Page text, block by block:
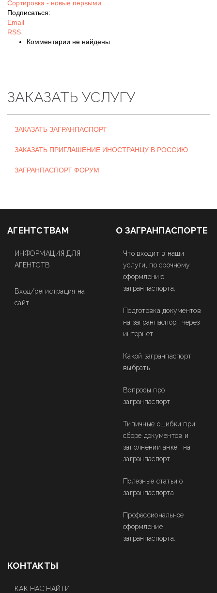
Сортировка - новые первыми
Подписаться:
Email
RSS
Комментарии не найдены
ЗАКАЗАТЬ УСЛУГУ
ЗАКАЗАТЬ ЗАГРАНПАСПОРТ
ЗАКАЗАТЬ ПРИГЛАШЕНИЕ ИНОСТРАНЦУ В РОССИЮ
ЗАГРАНПАСПОРТ ФОРУМ
АГЕНТСТВАМ
ИНФОРМАЦИЯ ДЛЯ
АГЕНТСТВ
Вход/регистрация на
сайт
О ЗАГРАНПАСПОРТЕ
Что входит в наши
услуги, по срочному
оформлению
загранпаспорта.
Подготовка документов
на загранпаспорт через
интернет
Какой загранпаспорт
выбрать
Вопросы про
загранпаспорт
Типичные ошибки при
сборе документов и
заполнении анкет на
загранпаспорт.
Полезные статьи о
загранпаспорта
Профессиональное
оформление
загранпаспорта.
КОНТАКТЫ
КАК НАС НАЙТИ